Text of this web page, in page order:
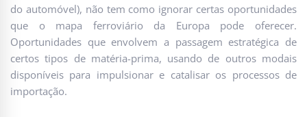
do automóvel), não tem como ignorar certas oportunidades
que o mapa ferroviário da Europa pode oferecer.
Oportunidades que envolvem a passagem estratégica de
certos tipos de matéria-prima, usando de outros modais
disponíveis para impulsionar e catalisar os processos de
importação.